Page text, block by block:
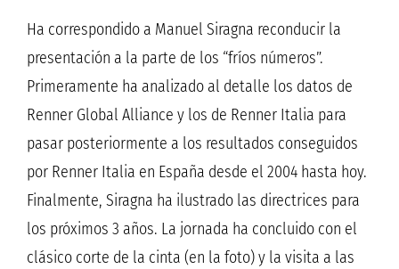
Ha correspondido a Manuel Siragna reconducir la
presentación a la parte de los “fríos números”.
Primeramente ha analizado al detalle los datos de
Renner Global Alliance y los de Renner Italia para
pasar posteriormente a los resultados conseguidos
por Renner Italia en España desde el 2004 hasta hoy.
Finalmente, Siragna ha ilustrado las directrices para
los próximos 3 años. La jornada ha concluido con el
clásico corte de la cinta (en la foto) y la visita a las